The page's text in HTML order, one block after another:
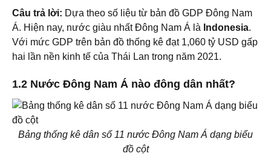
Câu trả lời: Dựa theo số liệu từ bản đồ GDP Đông Nam
Á. Hiện nay, nước giàu nhất Đông Nam Á là Indonesia.
Với mức GDP trên bản đồ thống kê đạt 1,060 tỷ USD gấp
hai lần nền kinh tế của Thái Lan trong năm 2021.
1.2 Nước Đông Nam Á nào đông dân nhất?
Bảng thống kê dân số 11 nước Đông Nam Á dạng biểu
đồ cột